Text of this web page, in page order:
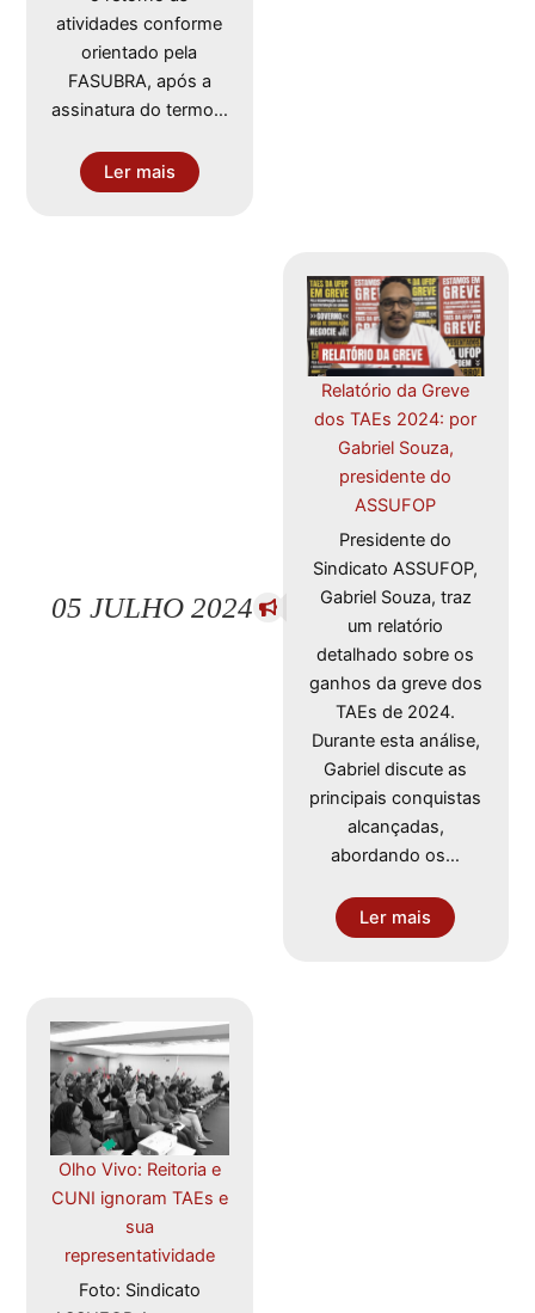
atividades conforme
orientado pela
FASUBRA, após a
assinatura do termo…
Ler mais
Relatório da Greve
dos TAEs 2024: por
Gabriel Souza,
presidente do
ASSUFOP
Presidente do
Sindicato ASSUFOP,
Gabriel Souza, traz
um relatório
detalhado sobre os
ganhos da greve dos
TAEs de 2024.
Durante esta análise,
Gabriel discute as
principais conquistas
alcançadas,
abordando os…
Ler mais
05 JULHO 2024
Olho Vivo: Reitoria e
CUNI ignoram TAEs e
sua
representatividade
Foto: Sindicato